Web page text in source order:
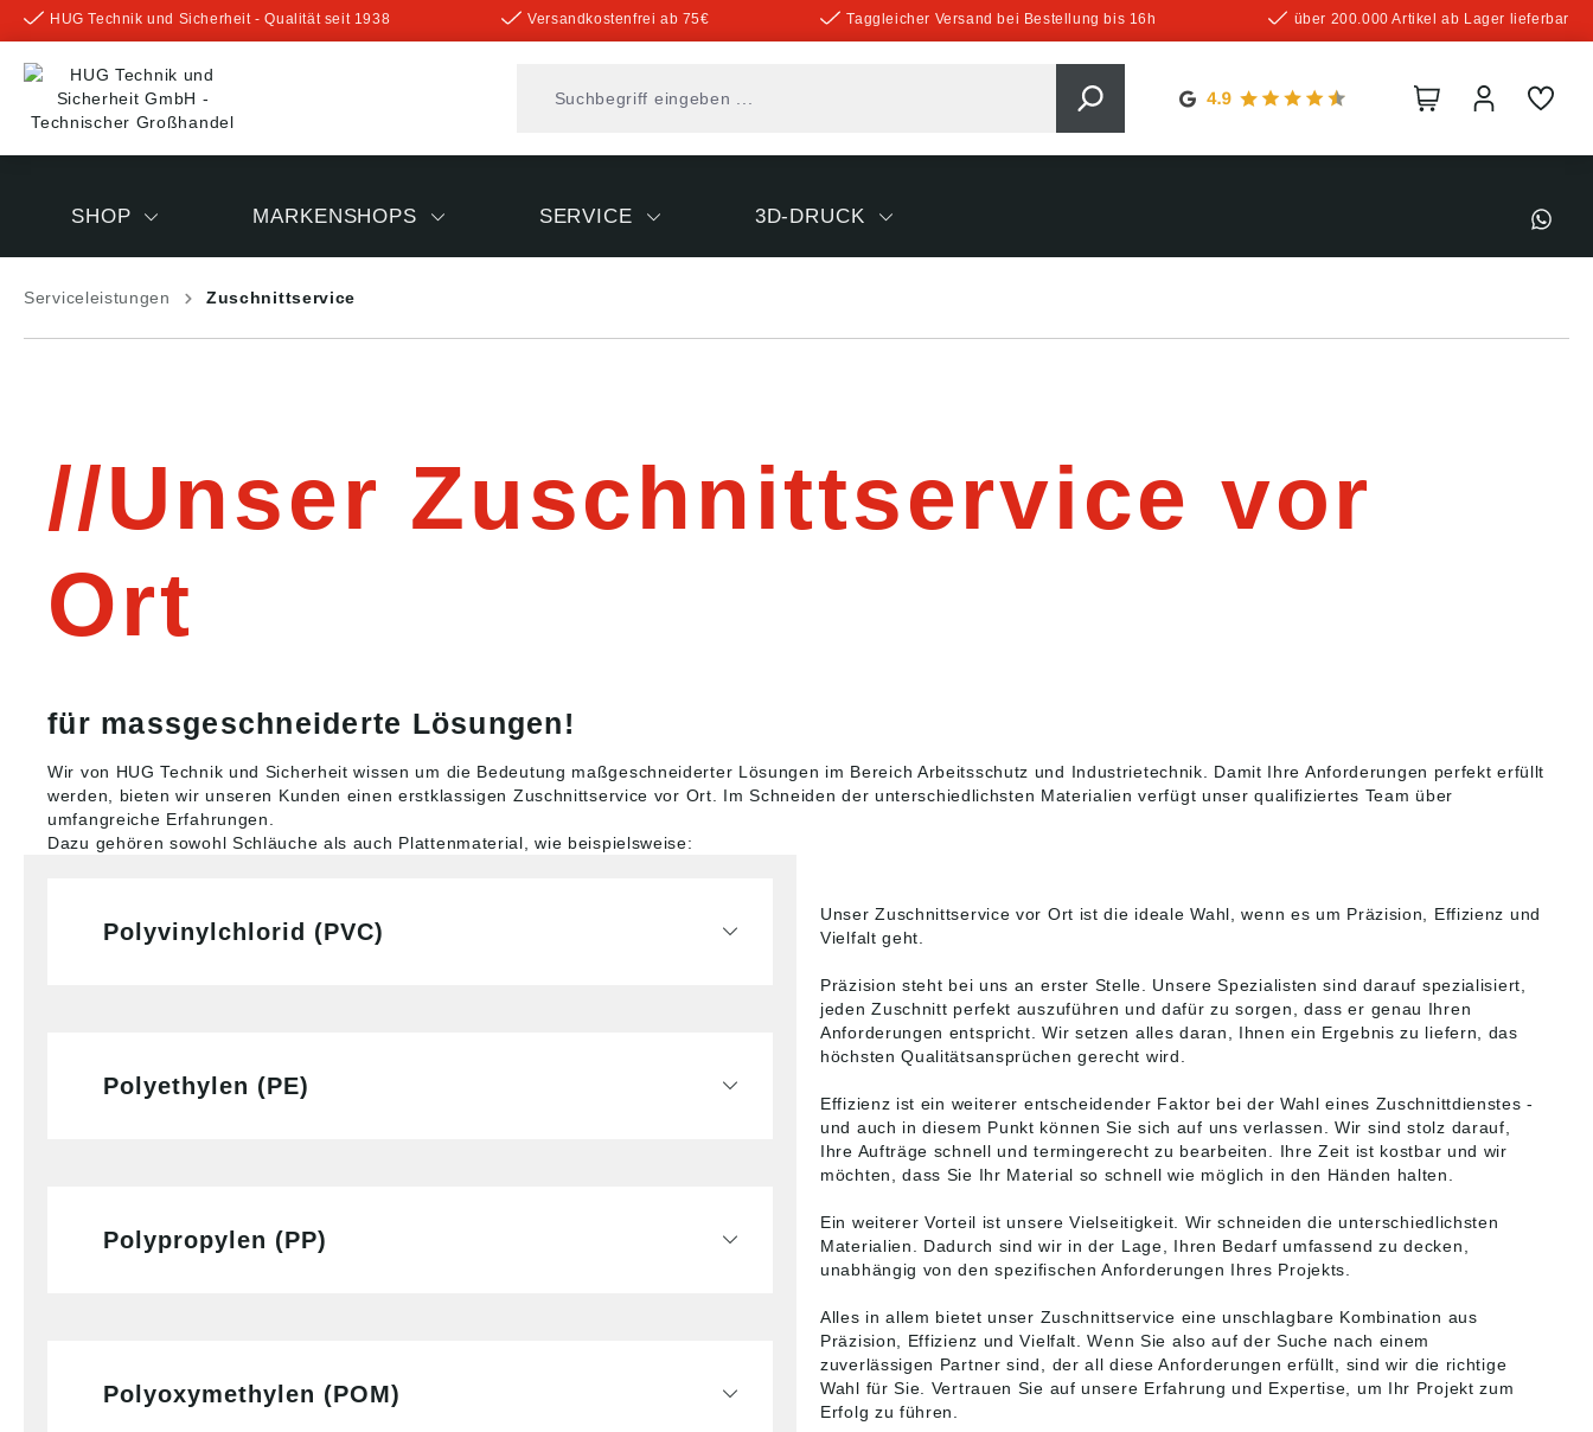
springen
HUG Technik und Sicherheit - Qualität seit 1938 Versandkostenfrei ab 75€ Taggleicher Versand bei Bestellung bis 16h über 200.000 Artikel ab Lager lieferbar
SHOP MARKENSHOPS SERVICE 3D-DRUCK
Serviceleistungen Zuschnittservice
Unser Zuschnittservice vor
Ort
für massgeschneiderte Lösungen!
Wir von HUG Technik und Sicherheit wissen um die Bedeutung maßgeschneiderter Lösungen im Bereich Arbeitsschutz und Industrietechnik. Damit Ihre Anforderungen perfekt erfüllt
werden, bieten wir unseren Kunden einen erstklassigen Zuschnittservice vor Ort. Im Schneiden der unterschiedlichsten Materialien verfügt unser qualifiziertes Team über
umfangreiche Erfahrungen.
Dazu gehören sowohl Schläuche als auch Plattenmaterial, wie beispielsweise:
Polyvinylchlorid (PVC)
Polyethylen (PE)
Polypropylen (PP)
Polyoxymethylen (POM)
Unser Zuschnittservice vor Ort ist die ideale Wahl, wenn es um Präzision, Effizienz und
Vielfalt geht.
Präzision steht bei uns an erster Stelle. Unsere Spezialisten sind darauf spezialisiert,
jeden Zuschnitt perfekt auszuführen und dafür zu sorgen, dass er genau Ihren
Anforderungen entspricht. Wir setzen alles daran, Ihnen ein Ergebnis zu liefern, das
höchsten Qualitätsansprüchen gerecht wird.
Effizienz ist ein weiterer entscheidender Faktor bei der Wahl eines Zuschnittdienstes -
und auch in diesem Punkt können Sie sich auf uns verlassen. Wir sind stolz darauf,
Ihre Aufträge schnell und termingerecht zu bearbeiten. Ihre Zeit ist kostbar und wir
möchten, dass Sie Ihr Material so schnell wie möglich in den Händen halten.
Ein weiterer Vorteil ist unsere Vielseitigkeit. Wir schneiden die unterschiedlichsten
Materialien. Dadurch sind wir in der Lage, Ihren Bedarf umfassend zu decken,
unabhängig von den spezifischen Anforderungen Ihres Projekts.
Alles in allem bietet unser Zuschnittservice eine unschlagbare Kombination aus
Präzision, Effizienz und Vielfalt. Wenn Sie also auf der Suche nach einem
zuverlässigen Partner sind, der all diese Anforderungen erfüllt, sind wir die richtige
Wahl für Sie. Vertrauen Sie auf unsere Erfahrung und Expertise, um Ihr Projekt zum
Erfolg zu führen.